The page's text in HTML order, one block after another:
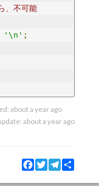
、不可能
'\n' ;
about a year ago
about a year ago
Facebook
TwitterTelegram